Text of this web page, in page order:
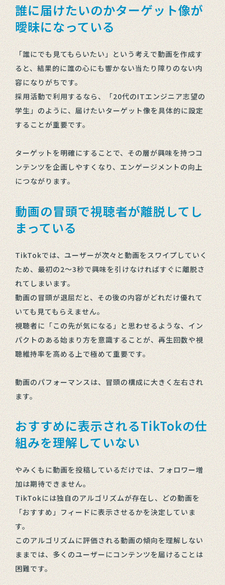
誰に届けたいのかターゲット像が
曖昧になっている
「誰にでも見てもらいたい」という考えで動画を作成す
ると、結果的に誰の心にも響かない当たり障りのない内
容になりがちです。
採用活動で利用するなら、「20代のITエンジニア志望の
学生」のように、届けたいターゲット像を具体的に設定
することが重要です。
ターゲットを明確にすることで、その層が興味を持つコ
ンテンツを企画しやすくなり、エンゲージメントの向上
につながります。
動画の冒頭で視聴者が離脱してし
まっている
TikTokでは、ユーザーが次々と動画をスワイプしていく
ため、最初の2〜3秒で興味を引けなければすぐに離脱さ
れてしまいます。
動画の冒頭が退屈だと、その後の内容がどれだけ優れて
いても見てもらえません。
視聴者に「この先が気になる」と思わせるような、イン
パクトのある始まり方を意識することが、再生回数や視
聴維持率を高める上で極めて重要です。
動画のパフォーマンスは、冒頭の構成に大きく左右され
ます。
おすすめに表示されるTikTokの仕
組みを理解していない
やみくもに動画を投稿しているだけでは、フォロワー増
加は期待できません。
TikTokには独自のアルゴリズムが存在し、どの動画を
「おすすめ」フィードに表示させるかを決定していま
す。
このアルゴリズムに評価される動画の傾向を理解しない
ままでは、多くのユーザーにコンテンツを届けることは
困難です。